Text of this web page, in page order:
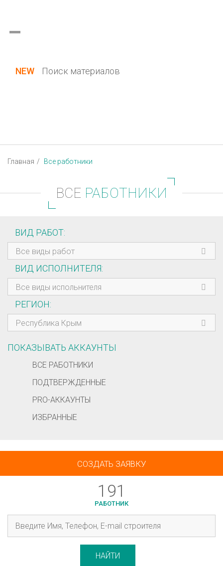
NEW Поиск материалов
Главная Все работники
ВСЕ РАБОТНИКИ
ВИД РАБОТ
Все виды работ
ВИД ИСПОЛНИТЕЛЯ
Все виды испольнителя
РЕГИОН
Республика Крым
ПОКАЗЫВАТЬ АККАУНТЫ
ВСЕ РАБОТНИКИ
ПОДТВЕРЖДЕННЫЕ
PRO-АККАУНТЫ
ИЗБРАННЫЕ
СОЗДАТЬ ЗАЯВКУ
191
РАБОТНИК
НАЙТИ